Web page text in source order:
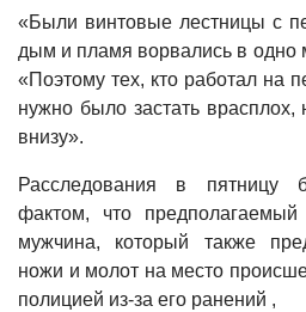
«Были винтовые лестницы с
дым и пламя ворвались в одно
«Поэтому тех, кто работал на
нужно было застать
внизу».
Расследования в пятницу
фактом, что предполагаемый
мужчина, который также
ножи и молот на место
полицией из-за его ранений ,